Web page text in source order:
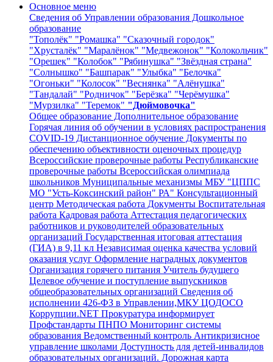
Основное меню
Сведения об Управлении образования Дошкольное
образование
"Тополёк" "Ромашка" "Сказочный городок"
"Хрусталёк" "Маралёнок" "Медвежонок" "Колокольчик"
"Орешек" "Колобок" "Рябинушка" "Звёздная страна"
"Солнышко" "Башпарак" "Улыбка" "Белочка"
"Огоньки" "Колосок" "Веснянка" "Алёнушка"
"Тандалай" "Родничок" "Берёзка" "Черёмушка"
"Мурзилка" "Теремок" "Дюймовочка"
Общее образование Дополнительное образование
Горячая линия об обучении в условиях распространения
COVID-19 Дистанционное обучение Документы по
обеспечению объективности оценочных процедур
Всероссийские проверочные работы Республиканские
проверочные работы Всероссийская олимпиада
школьников Муниципальные механизмы МБУ "ЦППС
МО "Усть-Коксинский район" РА" Консультационный
центр Методическая работа Документы Воспитательная
работа Кадровая работа Аттестация педагогических
работников и руководителей образовательных
организаций Государственная итоговая аттестация
(ГИА) в 9,11 кл Независимая оценка качества условий
оказания услуг Оформление наградных документов
Организация горячего питания Учитель будущего
Целевое обучение и поступление выпускников
общеобразовательных организаций Сведения об
исполнении 426-ФЗ в Управлении,МКУ ЦОДОСО
Коррупции.NET Прокуратура информирует
Профстандарты ПНПО Мониторинг системы
образования Ведомственный контроль Антикризисное
управление школами Доступность для детей-инвалидов
образовательных организаций. Дорожная карта